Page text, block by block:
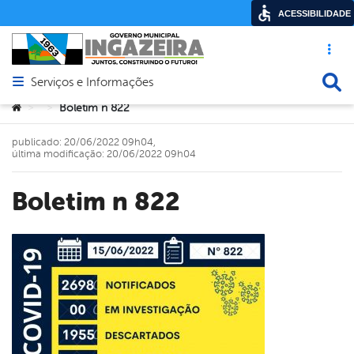
Acesso
Abrir menu principal de navegação
Serviços e Informações
Você está aqui:
> > Boletim n 822
Boletim n 822
publicado: 20/06/2022 09h04,
última modificação: 20/06/2022 09h04
ACESSIBILIDADE